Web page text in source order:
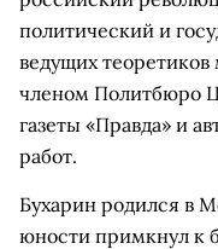
политический и
ведущих
членом Политбюро
газеты «Правда» и
работ.
Бухарин родился в
юности примкнул к